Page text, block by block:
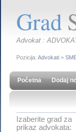
Grad
Advokat :
Pozicija: Advokati >
Početna Dodaj
Izaberite grad za
prikaz advokata: